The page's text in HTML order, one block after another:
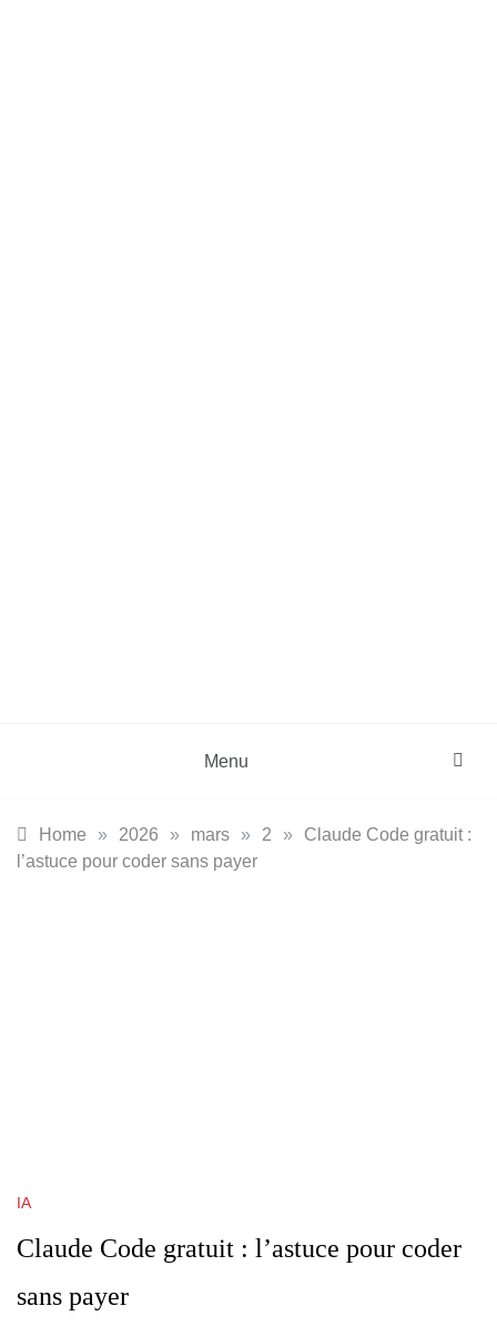
Menu
Home » 2026 » mars » 2 »
Claude Code gratuit :
l’astuce pour coder sans payer
IA
Claude Code gratuit : l’astuce pour coder
sans payer